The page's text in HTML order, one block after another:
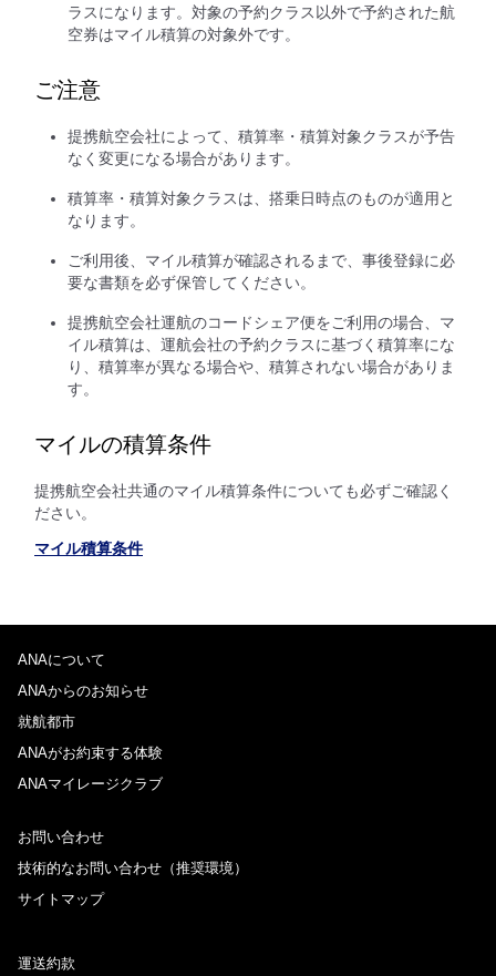
ラスになります。対象の予約クラス以外で予約された航
空券はマイル積算の対象外です。
ご注意
提携航空会社によって、積算率・積算対象クラスが予告
なく変更になる場合があります。
積算率・積算対象クラスは、搭乗日時点のものが適用と
なります。
ご利用後、マイル積算が確認されるまで、事後登録に必
要な書類を必ず保管してください。
提携航空会社運航のコードシェア便をご利用の場合、マ
イル積算は、運航会社の予約クラスに基づく積算率にな
り、積算率が異なる場合や、積算されない場合がありま
す。
マイルの積算条件
提携航空会社共通のマイル積算条件についても必ずご確認く
ださい。
マイル積算条件
ANAについて
ANAからのお知らせ
就航都市
ANAがお約束する体験
ANAマイレージクラブ
お問い合わせ
技術的なお問い合わせ（推奨環境）
サイトマップ
運送約款